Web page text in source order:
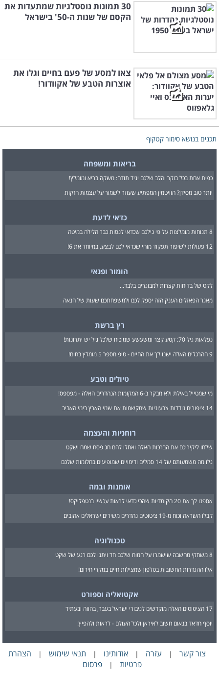
30 תמונות נוסטלגיות שמתעדות את
הקסם של שנות ה-50' בישראל
צאו למסע של פעם בחיים וגלו את
אוצרות הטבע של אקוודור!
תכנים בנושא סימור קטקוף
בריאות ומשפחה
כפית אחת בכל בוקר והלב שלכם יגיד תודה: משקה בריא ומומלץ!
יותר טוב מסידן? הוויטמין המפתיע שעוזר לשמור על עצמות חזקות
כדאי לדעת
8 תנוחות מומלצות על פי גילכם שכדאי לנסות כבר הלילה במיטה
12 פעולות לשיפור תפקוד מוחי שכדאי לכם לבצע, במיוחד את 6!
הומור ופנאי
לקט של בדיחות קצרות למבוגרים בלבד...
מאגר הפאזלים הענק הזה יספק לכם ולמשפחתכם שעות של הנאה
רץ ברשת
נפלאות גיל 70: קטע קצר ומשעשע שמוכיח שלכל גיל יש יתרונות!
9 ההרגלים האלה ישנו לך את החיים - טיפ מספר 5 מומלץ בחום!
טיולים וטבע
מי שמטייל באילת ולא מבקר ב-6 המקומות הנהדרים האלה - מפספס!
14 ציפורים נודדות צבעוניות שמקשטות את שמי הארץ בימי האביב
רוחניות והעצמה
שלחו ליקיריכם את הברכות האלה ואחלו להם חג פסח שמח ושקט
גלו מה משמעותם של 14 סמלים ודימויים שמופיעים בחלומות שלכם
אומנות ובמה
אספנו לך את 20 הקומדיות שהכי כדאי לראות עכשיו בנטפליקס!
קבלו השראה וכוח מ-19 ציטוטים נהדרים משירים ישראלים אהובים
טכנולוגיה
8 משחקי מחשבה שישמרו על המוח שלכם חד ויתנו לכם רגע של שקט
אלו ההגדרות החשובות בטלפון שמצילות חיים במקרי חירום!
אקטואליה וספורט
17 הציטוטים האלה מוקדשים לגיבורי ישראל בעבר, בהווה ובעתיד
יוסף חדאד בנאום חשוב לאיראן ולכל העולם - לראות ולהפיץ!
צור קשר | עזרה | אודותינו | תנאי שימוש |
הצהרת
פרטיות
| פרסום